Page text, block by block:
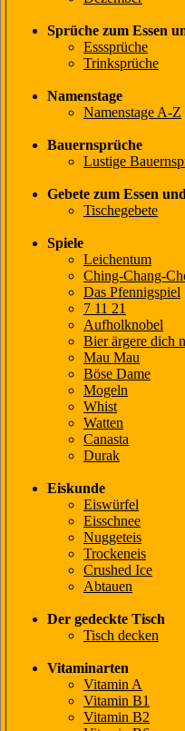
Sprüche zum Essen
Esssprüche
Trinksprüche
Namenstage
Namenstage A-Z
Bauernsprüche
Lustige
Gebete zum Essen
Tischegebete
Spiele
Leichentum
Ching-Chang-
Das Pfennigspiel
7 11 21
Aufholknobel
Bier ärgere dich
Mau Mau
Böse Dame
Mogeln
Whist
Watten
Canasta
Durak
Eiskunde
Eiswürfel
Eisschnee
Nuggeteis
Trockeneis
Crushed Ice
Abtauen
Der gedeckte Tisch
Tisch decken
Vitaminarten
Vitamin A
Vitamin B1
Vitamin B2